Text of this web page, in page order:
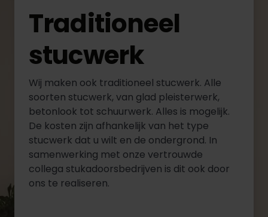
Traditioneel
stucwerk
Wij maken ook traditioneel stucwerk. Alle
soorten stucwerk, van glad pleisterwerk,
betonlook tot schuurwerk. Alles is mogelijk.
De kosten zijn afhankelijk van het type
stucwerk dat u wilt en de ondergrond. In
samenwerking met onze vertrouwde
collega stukadoorsbedrijven is dit ook door
ons te realiseren.